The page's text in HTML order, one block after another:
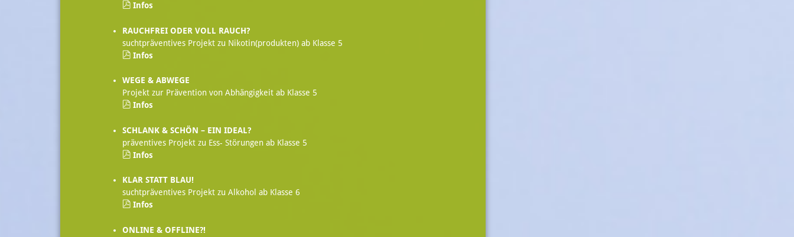
Infos
RAUCHFREI ODER VOLL RAUCH?
suchtpräventives Projekt zu Nikotin(produkten) ab Klasse 5
Infos
WEGE & ABWEGE
Projekt zur Prävention von Abhängigkeit ab Klasse 5
Infos
SCHLANK & SCHÖN – EIN IDEAL?
präventives Projekt zu Ess- Störungen ab Klasse 5
Infos
KLAR STATT BLAU!
suchtpräventives Projekt zu Alkohol ab Klasse 6
Infos
ONLINE & OFFLINE?!